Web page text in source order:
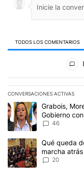
TODOS LOS COMENTARIOS
Todos los
CONVERSACIONES ACTIVAS
Este listado muestra
Un artículo deGrabois,
Gobierno
46
Un artículo deQué queda
marcha
20